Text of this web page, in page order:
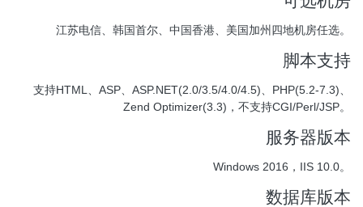
江苏电信、韩国首尔、中国香港、美国加州四地机房任选。
脚本支持
支持HTML、ASP、ASP.NET(2.0/3.5/4.0/4.5)、PHP(5.2-7.3)、
Zend Optimizer(3.3)，不支持CGI/Perl/JSP。
服务器版本
Windows 2016，IIS 10.0。
数据库版本